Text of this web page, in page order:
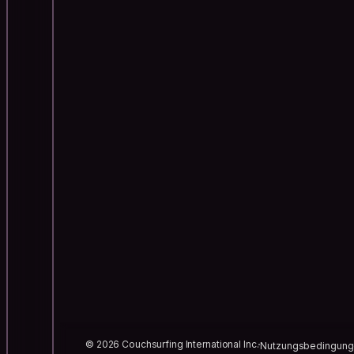
© 2026 Couchsurfing International Inc.